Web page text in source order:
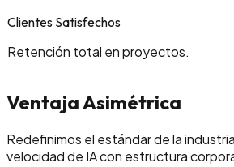
Clientes Satisfechos
Retención total en proyectos.
Ventaja Asimétrica
Redefinimos el estándar de la
velocidad de IA con estructura